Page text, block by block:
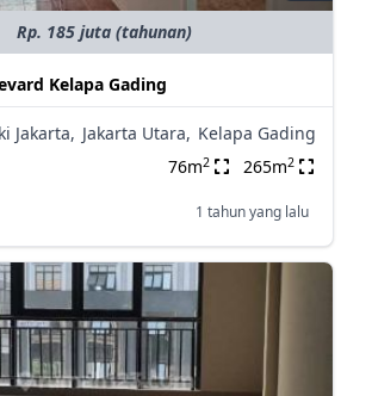
Rp. 185 juta (tahunan)
Kelapa Gading
Jakarta, Jakarta Utara, Kelapa Gading
76m2 265m2
1 tahun yang lalu